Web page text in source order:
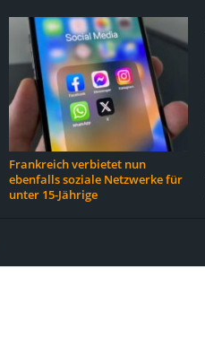
Frankreich verbietet nun
ebenfalls soziale Netzwerke für
unter 15-Jährige